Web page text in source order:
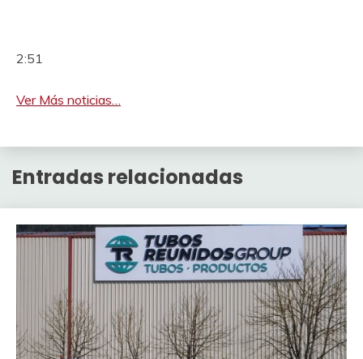
2:51
Ver Más noticias…
Entradas relacionadas